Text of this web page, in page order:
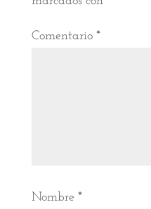
Comentario *
Nombre *